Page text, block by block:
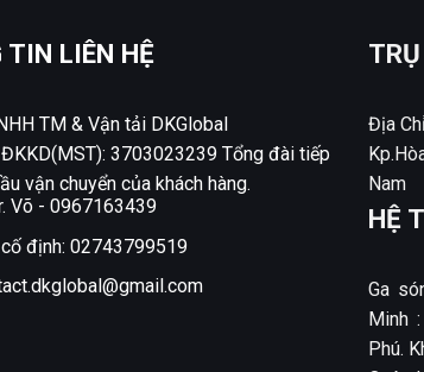
TIN LIÊN HỆ
TM & Vận tải DKGlobal
3703023239 Tổng đài tiếp
vận chuyển của khách hàng.
Võ - 0967163439
định: 02743799519
Địa
Nam
HỆ
Ga
Minh
Phú.